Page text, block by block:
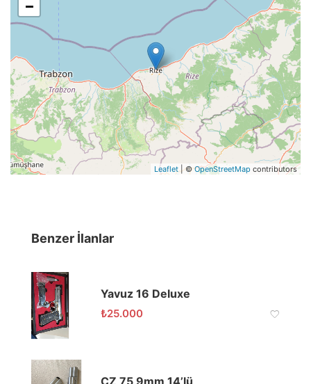
−
Leaflet| ©OpenStreetMap contributors
Benzer İlanlar
Yavuz 16 Deluxe
₺25.000